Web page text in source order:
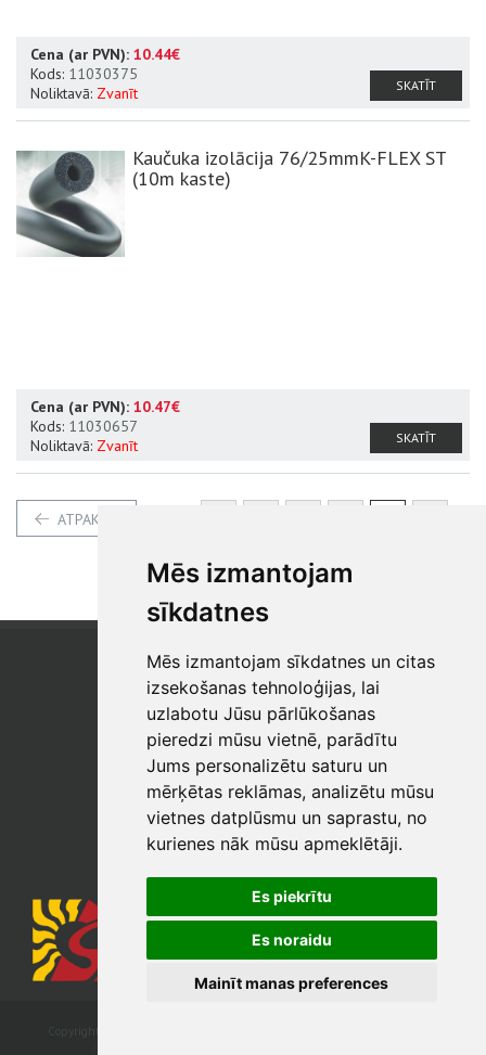
Mēs izmantojam
sīkdatnes
Mēs izmantojam sīkdatnes un citas
izsekošanas tehnoloģijas, lai
uzlabotu Jūsu pārlūkošanas
pieredzi mūsu vietnē, parādītu
Jums personalizētu saturu un
mērķētas reklāmas, analizētu mūsu
vietnes datplūsmu un saprastu, no
kurienes nāk mūsu apmeklētāji.
Es piekrītu
Es noraidu
Mainīt manas preferences
Cena (ar PVN): 10.44€
Kods: 11030375
Noliktavā: Zvanīt SKATĪT
Kaučuka izolācija 76/25mmK-FLEX ST
(10m kaste)
Cena (ar PVN): 10.47€
Kods: 11030657
Noliktavā: Zvanīt SKATĪT
ATPAKAĻ
SIA "SB"
Reģistrācijas Nr. 40003017954
PVN reģ. Nr.: LV40003017954
Tālrunis: +371 67 813 100
E-pasts:
sb@sbshop.lv
MĀJAS LAPAS ADMINISTRATORS
E-pasts:ainars@sbshop.lv